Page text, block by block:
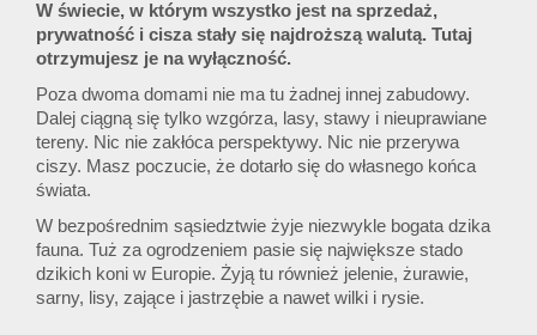
W świecie, w którym wszystko jest na sprzedaż,
prywatność i cisza stały się najdroższą walutą. Tutaj
otrzymujesz je na wyłączność.
Poza dwoma domami nie ma tu żadnej innej zabudowy.
Dalej ciągną się tylko wzgórza, lasy, stawy i nieuprawiane
tereny. Nic nie zakłóca perspektywy. Nic nie przerywa
ciszy. Masz poczucie, że dotarło się do własnego końca
świata.
W bezpośrednim sąsiedztwie żyje niezwykle bogata dzika
fauna. Tuż za ogrodzeniem pasie się największe stado
dzikich koni w Europie. Żyją tu również jelenie, żurawie,
sarny, lisy, zające i jastrzębie a nawet wilki i rysie.